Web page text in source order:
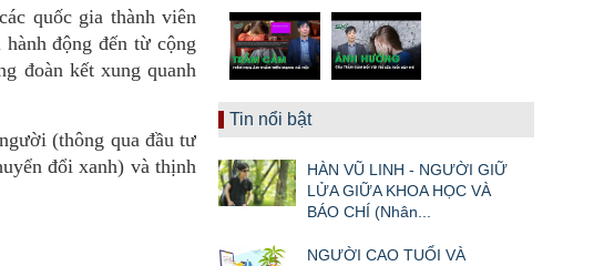
quốc gia thành viên
động đến từ cộng
đoàn kết xung quanh
(thông qua đầu tư
đổi xanh) và thịnh
Tin nổi bật
HÀN VŨ LINH - NGƯỜI GIỮ
LỬA GIỮA KHOA HỌC VÀ
BÁO CHÍ (Nhân...
NGƯỜI CAO TUỔI VÀ